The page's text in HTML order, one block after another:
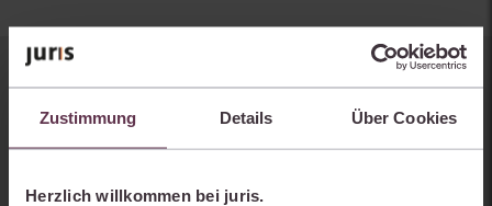
Zustimmung Details Über Cookies
Herzlich willkommen bei juris.
Sie kennen juris noch nicht?
Möglichkeiten Ihnen das juris Portal bietet und wie mit juris Ihre